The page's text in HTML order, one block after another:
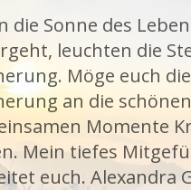
die Sonne des
leuchten die
Möge euch die
an die schönen
Momente
Mein tiefes
euch. Alexandra